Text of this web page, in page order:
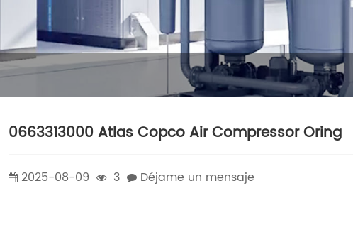
0663313000 Atlas Copco Air Compressor Oring
2025-08-09 3 Déjame un mensaje